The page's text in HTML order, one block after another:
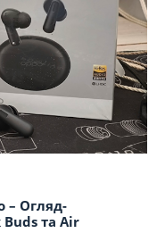
– Огляд-
Buds та Air